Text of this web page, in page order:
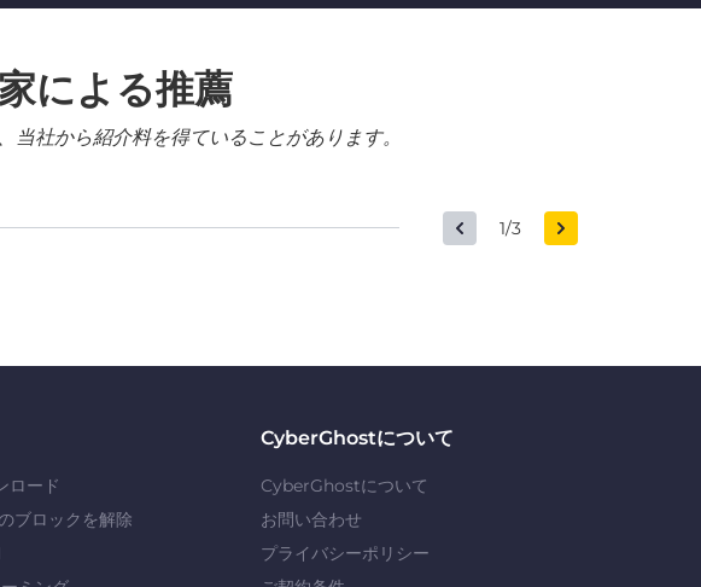
による推薦
社から紹介料を得ていることがあります。
1/3
ロード
ブロックを解除
CyberGhostについて
CyberGhostについて
お問い合わせ
プライバシーポリシー